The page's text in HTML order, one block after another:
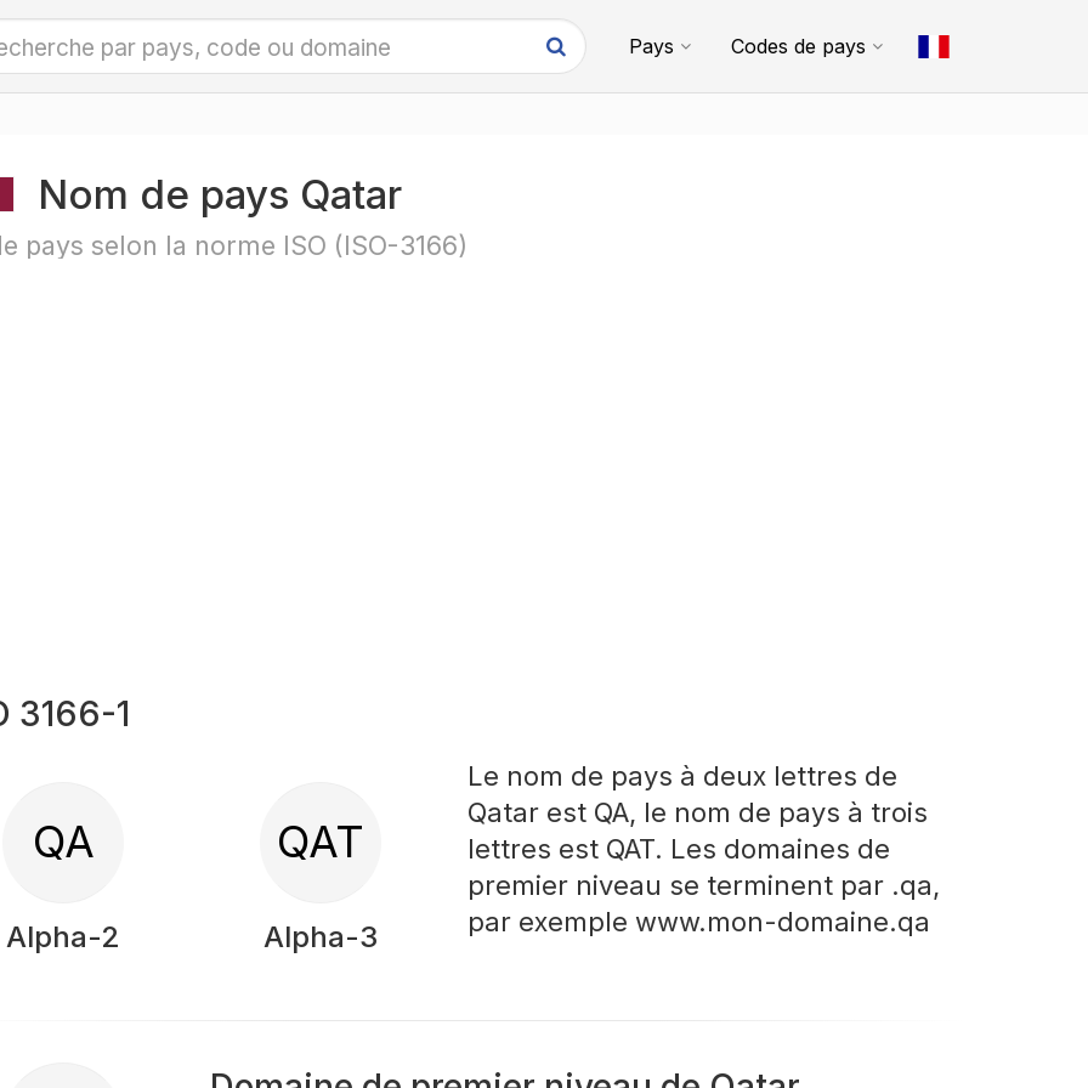
Pays Codes de pays
Nom de pays Qatar
pays selon la norme ISO (ISO-3166)
3166-1
QA
Alpha-2
QAT
Alpha-3
Le nom de pays à deux lettres de
Qatar est QA, le nom de pays à trois
lettres est QAT. Les domaines de
premier niveau se terminent par .qa,
par exemple www.mon-domaine.qa